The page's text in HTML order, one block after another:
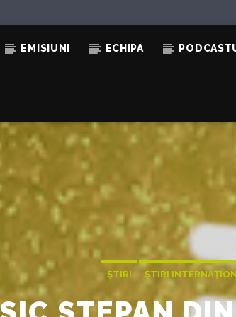
EMISIUNI ECHIPA
ȘTIRI ȘTIRI